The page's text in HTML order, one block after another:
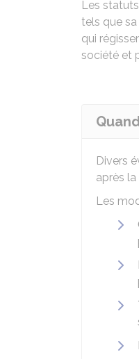
Les
tels que
qui
société et
Divers
après la
Les